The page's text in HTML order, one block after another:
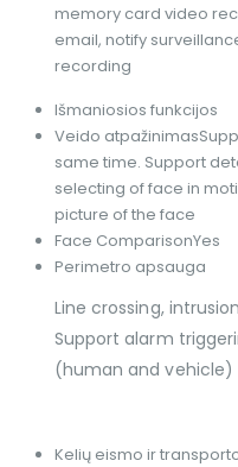
memory card video
email, notify
recording
Išmaniosios funkcijos
Veido atpažinimas
same time. Support
selecting of face in
picture of the face
Face ComparisonYes
Perimetro apsauga
Line crossing,
Support alarm
(human and vehicle)
Kelių eismo ir